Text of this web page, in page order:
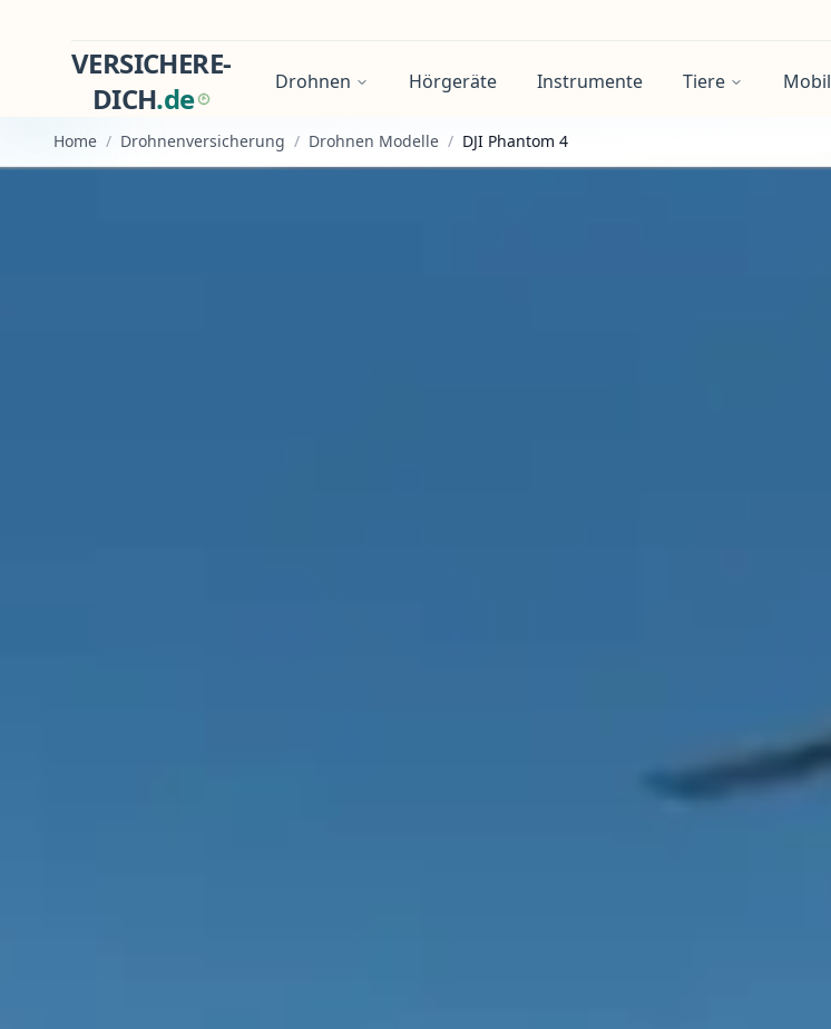
VERSICHERE-
DICH.de Drohnen Hörgeräte Instrumente Tiere Mobil
Home / Drohnenversicherung / Drohnen Modelle / DJI Phantom 4